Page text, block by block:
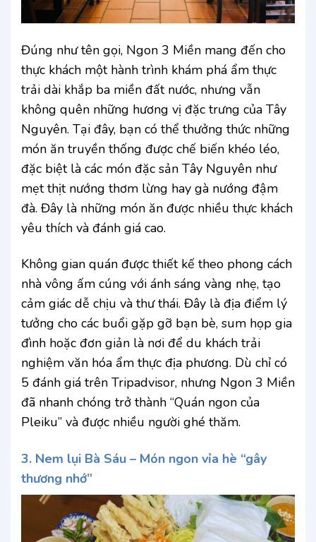
Đúng như tên gọi, Ngon 3 Miền mang đến cho
thực khách một hành trình khám phá ẩm thực
trải dài khắp ba miền đất nước, nhưng vẫn
không quên những hương vị đặc trưng của Tây
Nguyên. Tại đây, bạn có thể thưởng thức những
món ăn truyền thống được chế biến khéo léo,
đặc biệt là các món đặc sản Tây Nguyên như
mẹt thịt nướng thơm lừng hay gà nướng đậm
đà. Đây là những món ăn được nhiều thực khách
yêu thích và đánh giá cao.
Không gian quán được thiết kế theo phong cách
nhà vông ấm cúng với ánh sáng vàng nhẹ, tạo
cảm giác dễ chịu và thư thái. Đây là địa điểm lý
tưởng cho các buổi gặp gỡ bạn bè, sum họp gia
đình hoặc đơn giản là nơi để du khách trải
nghiệm văn hóa ẩm thực địa phương. Dù chỉ có
5 đánh giá trên Tripadvisor, nhưng Ngon 3 Miền
đã nhanh chóng trở thành “Quán ngon của
Pleiku” và được nhiều người ghé thăm.
3. Nem lụi Bà Sáu – Món ngon vỉa hè “gây
thương nhớ”